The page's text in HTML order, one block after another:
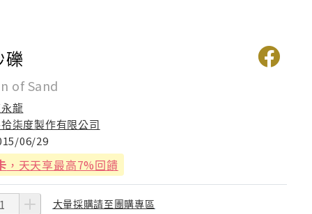
礫
of Sand
龍
柒度製作有限公司
06/29
，天天享最高7%回饋
大量採購請至團購專區